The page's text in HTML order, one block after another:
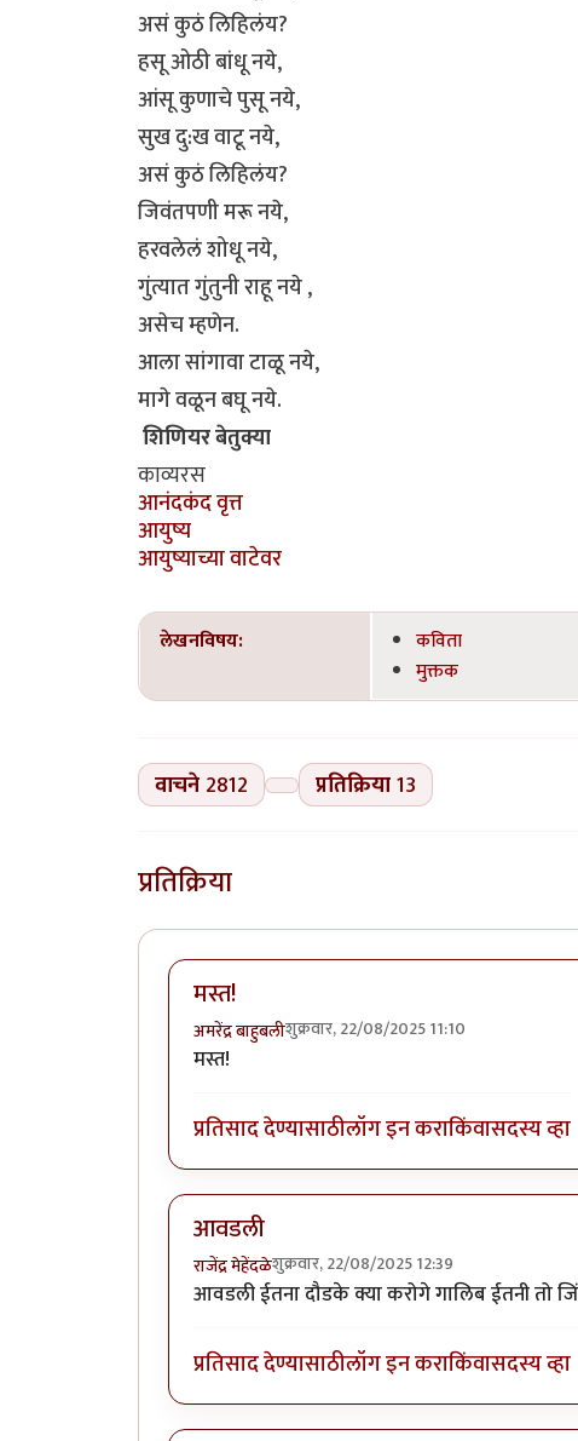
असं कुठं लिहिलंय?
हसू ओठी बांधू नये,
आंसू कुणाचे पुसू नये,
सुख दु:ख वाटू नये,
असं कुठं लिहिलंय?
जिवंतपणी मरू नये,
हरवलेलं शोधू नये,
गुंत्यात गुंतुनी राहू नये ,
असेच म्हणेन.
आला सांगावा टाळू नये,
मागे वळून बघू नये.
शिणियर बेतुक्या
काव्यरस
आनंदकंद वृत्त
आयुष्य
आयुष्याच्या वाटेवर
लेखनविषय:
कविता
मुक्तक
वाचने 2812 प्रतिक्रिया13
प्रतिक्रिया
मस्त!
अमरेंद्र बाहुबलीशुक्रवार, 22/08/2025 11:10
मस्त!
प्रतिसाद देण्यासाठीलॉग इन कराकिंवासदस्य व्हा
आवडली
राजेंद्र मेहेंदळेशुक्रवार, 22/08/2025 12:39
आवडली ईतना दौडके क्या करोगे गालिब ईतनी तो
प्रतिसाद देण्यासाठीलॉग इन कराकिंवासदस्य व्हा